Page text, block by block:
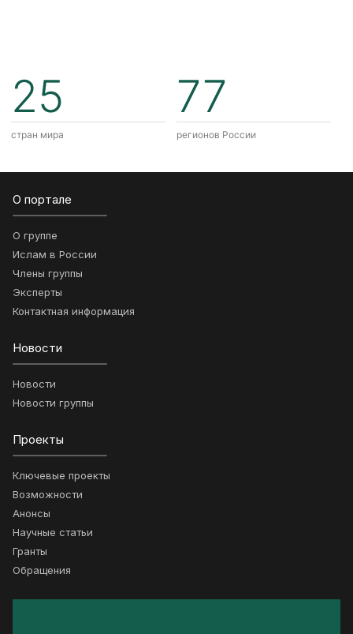
25
стран мира
77
регионов России
О портале
О группе
Ислам в России
Члены группы
Эксперты
Контактная информация
Новости
Новости
Новости группы
Проекты
Ключевые проекты
Возможности
Анонсы
Научные статьи
Гранты
Обращения